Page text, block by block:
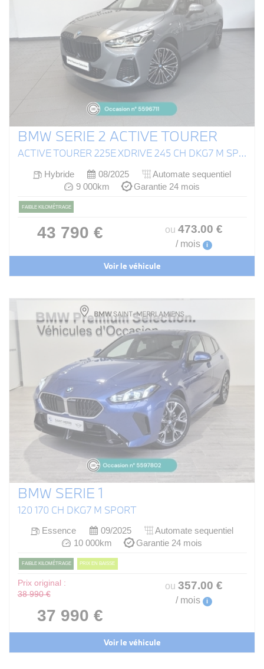
BMW SERIE 2 ACTIVE TOURER
ACTIVE TOURER 225E XDRIVE 245 CH DKG7 M SPORT
Hybride 08/2025
Automate sequentiel
9 000km
Garantie 24 mois
FAIBLE KILOMÉTRAGE
43 790 € ou 473.00 €
/ mois i
Voir le véhicule
BMW SERIE 1
120 170 CH DKG7 M SPORT
Essence 09/2025
Automate sequentiel
10 000km
Garantie 24 mois
FAIBLE KILOMÉTRAGE PRIX EN BAISSE
Prix original :
38 990 €
37 990 €
ou 357.00 €
/ mois i
Voir le véhicule